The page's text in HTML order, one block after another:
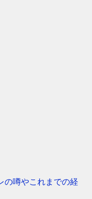
の噂やこれまでの経